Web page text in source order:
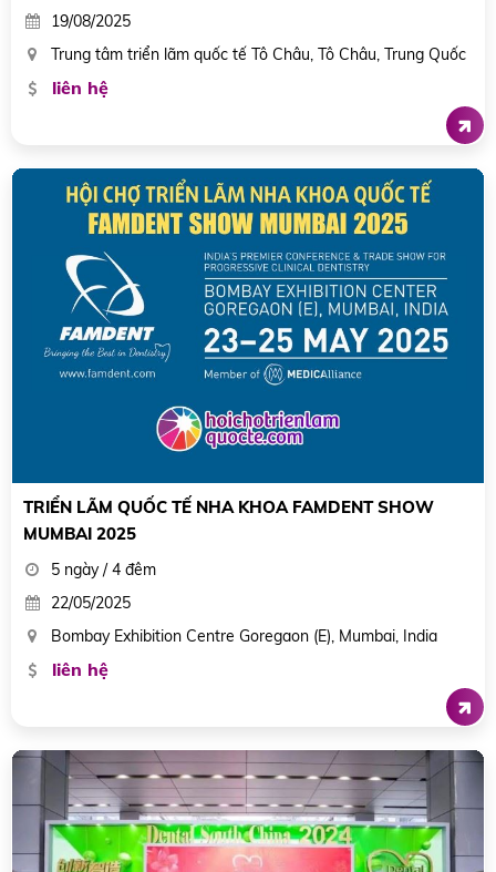
19/08/2025
Trung tâm triển lãm quốc tế Tô Châu, Tô Châu, Trung Quốc
liên hệ
TRIỂN LÃM QUỐC TẾ NHA KHOA FAMDENT SHOW
MUMBAI 2025
5 ngày / 4 đêm
22/05/2025
Bombay Exhibition Centre Goregaon (E), Mumbai, India
liên hệ